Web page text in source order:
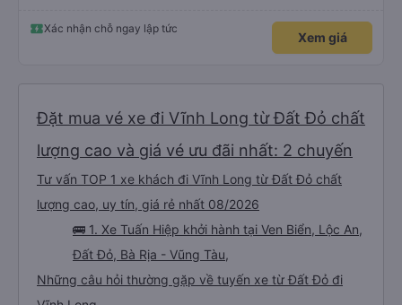
Xác nhận chỗ ngay lập tức
Xem giá
Đặt mua vé xe đi Vĩnh Long từ Đất Đỏ chất
lượng cao và giá vé ưu đãi nhất: 2 chuyến
Tư vấn TOP 1 xe khách đi Vĩnh Long từ Đất Đỏ chất
lượng cao, uy tín, giá rẻ nhất 08/2026
🚌 1. Xe Tuấn Hiệp khởi hành tại Ven Biển, Lộc An,
Đất Đỏ, Bà Rịa - Vũng Tàu,
Những câu hỏi thường gặp về tuyến xe từ Đất Đỏ đi